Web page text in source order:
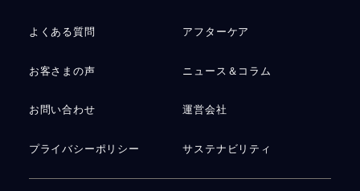
よくある質問 アフターケア
お客さまの声 ニュース＆コラム
お問い合わせ 運営会社
プライバシーポリシー サステナビリティ